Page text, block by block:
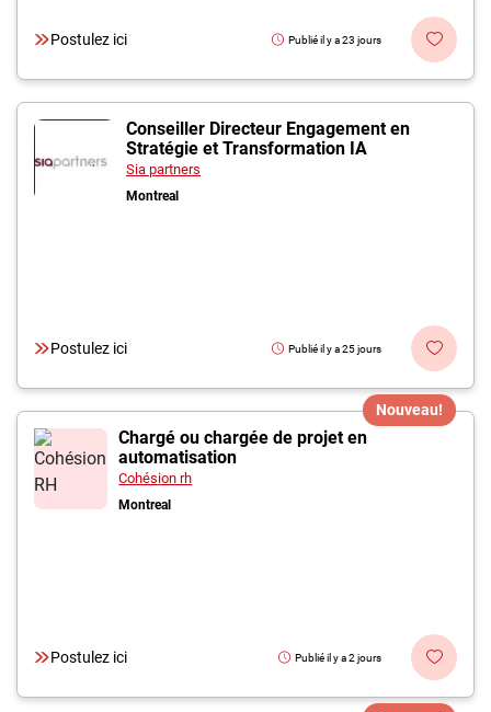
Postulez ici Publié il y a 23 jours
Conseiller Directeur Engagement en
Stratégie et Transformation IA
Sia partners
Montreal
Postulez ici Publié il y a 25 jours
Nouveau!
Chargé ou chargée de projet en
automatisation
Cohésion rh
Montreal
Postulez ici Publié il y a 2 jours